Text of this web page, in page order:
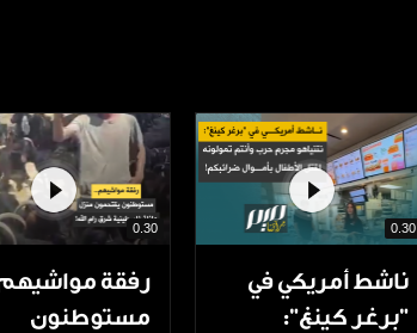
0.30
ناشط أمريكي في
"برغر كينغ":
0.30
رفقة
مستوطنون